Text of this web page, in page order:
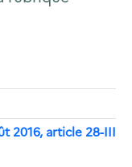
2016, article 28-III